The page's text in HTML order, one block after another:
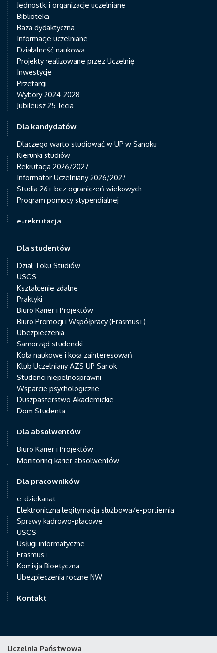
Jednostki i organizacje uczelniane
Biblioteka
Baza dydaktyczna
Informacje uczelniane
Działalność naukowa
Projekty realizowane przez Uczelnię
Inwestycje
Przetargi
Wybory 2024-2028
Jubileusz 25-lecia
Dla kandydatów
Dlaczego warto studiować w UP w Sanoku
Kierunki studiów
Rekrutacja 2026/2027
Informator Uczelniany 2026/2027
Studia 26+ bez ograniczeń wiekowych
Program pomocy stypendialnej
e-rekrutacja
Dla studentów
Dział Toku Studiów
USOS
Kształcenie zdalne
Praktyki
Biuro Karier i Projektów
Biuro Promocji i Współpracy (Erasmus+)
Ubezpieczenia
Samorząd studencki
Koła naukowe i koła zainteresowań
Klub Uczelniany AZS UP Sanok
Studenci niepełnosprawni
Wsparcie psychologiczne
Duszpasterstwo Akademickie
Dom Studenta
Dla absolwentów
Biuro Karier i Projektów
Monitoring karier absolwentów
Dla pracowników
e-dziekanat
Elektroniczna legitymacja służbowa/e-portiernia
Sprawy kadrowo-płacowe
USOS
Usługi informatyczne
Erasmus+
Komisja Bioetyczna
Ubezpieczenia roczne NW
Kontakt
Uczelnia Państwowa